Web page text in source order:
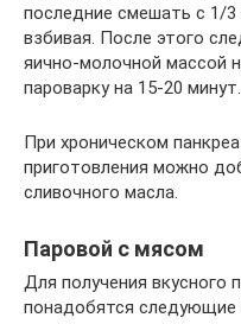
последние смешать с 1/3
взбивая. После этого
яично-молочной массой
пароварку на 15-20 минут.
При хроническом
приготовления можно
сливочного масла.
Паровой с мясом
Для получения вкусного
понадобятся следующие